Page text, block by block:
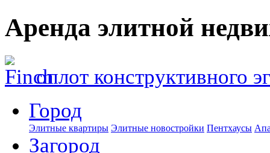
Аренда элитной
оплот конструктивного
Город
Элитные квартиры Элитные новостройки Пентхаусы
Загород